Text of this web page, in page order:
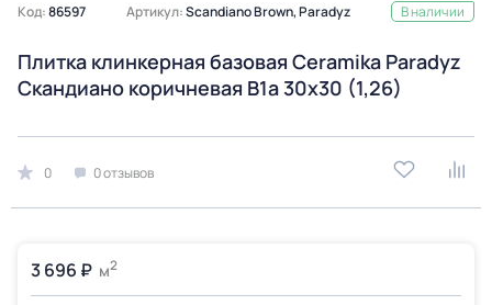
Код:86597 Артикул:Scandiano Brown, Paradyz В наличии
Плитка клинкерная базовая Ceramika Paradyz
Скандиано коричневая B1a 30x30 (1,26)
0 0 отзывов
3 696 ₽ м2